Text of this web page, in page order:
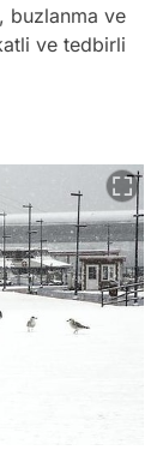
buzlanma ve
ve tedbirli